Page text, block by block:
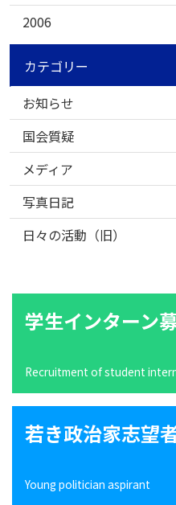
2006
カテゴリー
お知らせ
国会質疑
メディア
写真日記
日々の活動（旧）
学生インターン
Recruitment of student
若き政治家志望
Young politician aspirant